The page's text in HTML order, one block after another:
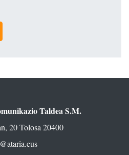
Taldea S.M.
20 Tolosa 20400